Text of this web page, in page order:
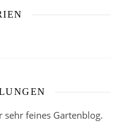
sehr feines Gartenblog.